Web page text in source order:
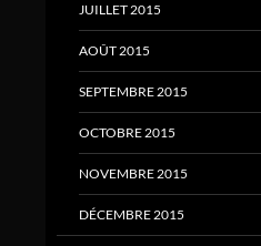
JUILLET 2015
AOÛT 2015
SEPTEMBRE 2015
OCTOBRE 2015
NOVEMBRE 2015
DÉCEMBRE 2015